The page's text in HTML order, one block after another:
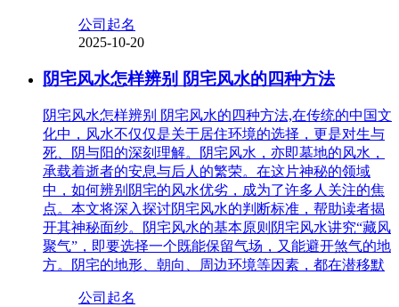
公司起名
2025-10-20
阴宅风水怎样辨别 阴宅风水的四种方法
阴宅风水怎样辨别 阴宅风水的四种方法,在传统的中国文
化中，风水不仅仅是关于居住环境的选择，更是对生与
死、阴与阳的深刻理解。阴宅风水，亦即墓地的风水，
承载着逝者的安息与后人的繁荣。在这片神秘的领域
中，如何辨别阴宅的风水优劣，成为了许多人关注的焦
点。本文将深入探讨阴宅风水的判断标准，帮助读者揭
开其神秘面纱。阴宅风水的基本原则阴宅风水讲究“藏风
聚气”，即要选择一个既能保留气场，又能避开煞气的地
方。阴宅的地形、朝向、周边环境等因素，都在潜移默
公司起名